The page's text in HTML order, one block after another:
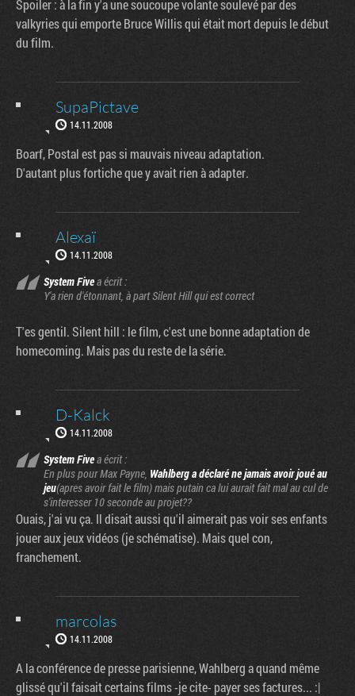
Spoiler : à la fin y'a une soucoupe volante soulevé par des
valkyries qui emporte Bruce Willis qui était mort depuis le début
du film.
SupaPictave
14.11.2008
Boarf, Postal est pas si mauvais niveau adaptation.
D'autant plus fortiche que y avait rien à adapter.
Alexaï
14.11.2008
System Fivea écrit :
Y'a rien d'étonnant, à part Silent Hill qui est correct
T'es gentil. Silent hill : le film, c'est une bonne adaptation de
homecoming. Mais pas du reste de la série.
D-Kalck
14.11.2008
System Fivea écrit :
En plus pour Max Payne, Wahlberg a déclaré ne jamais avoir joué au
jeu(apres avoir fait le film) mais putain ca lui aurait fait mal au cul de
s'interesser 10 seconde au projet??
Ouais, j'ai vu ça. Il disait aussi qu'il aimerait pas voir ses enfants
jouer aux jeux vidéos (je schématise). Mais quel con,
franchement.
marcolas
14.11.2008
A la conférence de presse parisienne, Wahlberg a quand même
glissé qu'il faisait certains films -je cite- payer ses factures... :|